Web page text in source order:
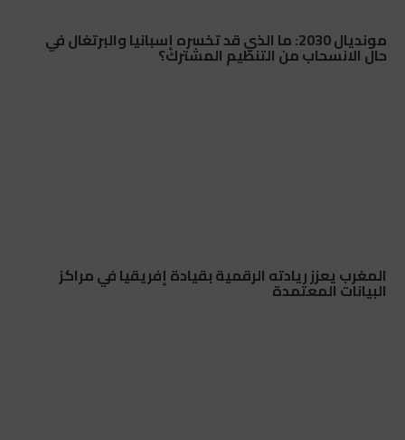
مونديال 2030: ما الذي قد تخسره إسبانيا والبرتغال في
حال الانسحاب من التنظيم المشترك؟
المغرب يعزز ريادته الرقمية بقيادة إفريقيا في مراكز
البيانات المعتمدة